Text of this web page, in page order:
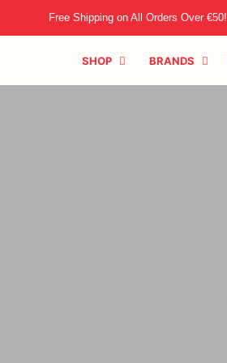
Free Shipping on All Orders Over €50!
SHOP BRANDS